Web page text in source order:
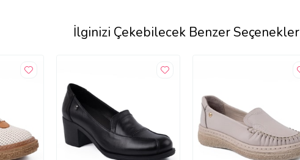
İlginizi Çekebilecek Benzer Seçenekler